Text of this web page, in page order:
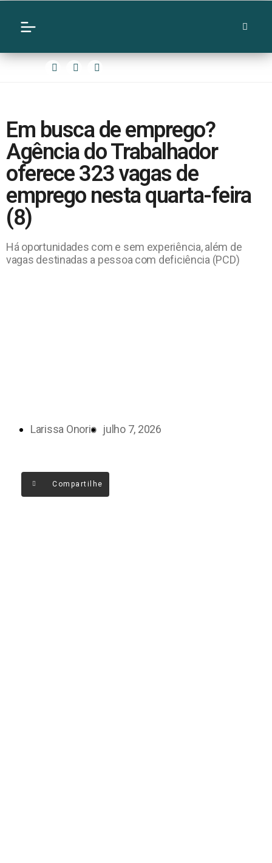
Em busca de emprego?
Agência do Trabalhador
oferece 323 vagas de
emprego nesta quarta-feira
(8)
Há oportunidades com e sem experiência, além de
vagas destinadas a pessoa com deficiência (PCD)
Larissa Onorio julho 7, 2026
Compartilhe